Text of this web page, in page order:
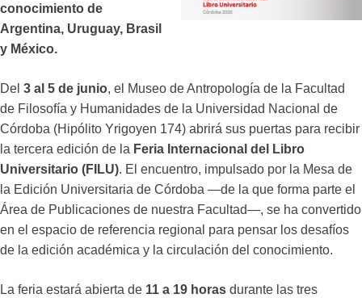
conocimiento de
Argentina, Uruguay, Brasil
y México.
Del 3 al 5 de junio, el Museo de Antropología de la Facultad
de Filosofía y Humanidades de la Universidad Nacional de
Córdoba (Hipólito Yrigoyen 174) abrirá sus puertas para recibir
la tercera edición de la Feria Internacional del Libro
Universitario (FILU). El encuentro, impulsado por la Mesa de
la Edición Universitaria de Córdoba —de la que forma parte el
Área de Publicaciones de nuestra Facultad—, se ha convertido
en el espacio de referencia regional para pensar los desafíos
de la edición académica y la circulación del conocimiento.
La feria estará abierta de 11 a 19 horas durante las tres